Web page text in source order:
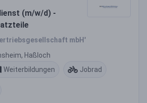
(m/w/d) -
mbH'
Haßloch
Weiterbildungen Jobrad